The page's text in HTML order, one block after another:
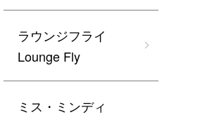
ラウンジフライ
Lounge Fly
ミス・ミンディ